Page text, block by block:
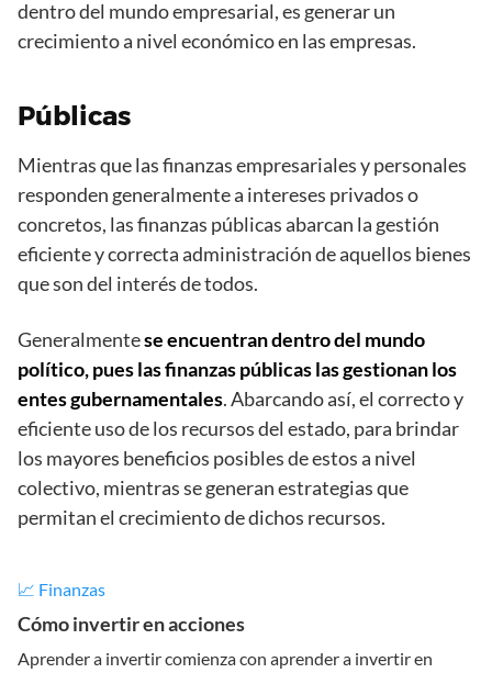
dentro del mundo empresarial, es generar un
crecimiento a nivel económico en las empresas.
Públicas
Mientras que las finanzas empresariales y personales
responden generalmente a intereses privados o
concretos, las finanzas públicas abarcan la gestión
eficiente y correcta administración de aquellos bienes
que son del interés de todos.
Generalmentese encuentran dentro del mundo
político, pues las finanzas públicas las gestionan los
entes gubernamentales. Abarcando así, el correcto y
eficiente uso de los recursos del estado, para brindar
los mayores beneficios posibles de estos a nivel
colectivo, mientras se generan estrategias que
permitan el crecimiento de dichos recursos.
📈 Finanzas
Cómo invertir en acciones
Aprender a invertir comienza con aprender a invertir en